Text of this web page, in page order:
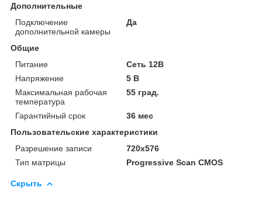
Дополнительные
Подключение
дополнительной камеры
Да
Общие
Питание
Сеть 12В
Напряжение
5 В
Максимальная рабочая
температура
55 град.
Гарантийный срок
36 мес
Пользовательские характеристики
Разрешение записи
720x576
Тип матрицы
Progressive Scan CMOS
Скрыть